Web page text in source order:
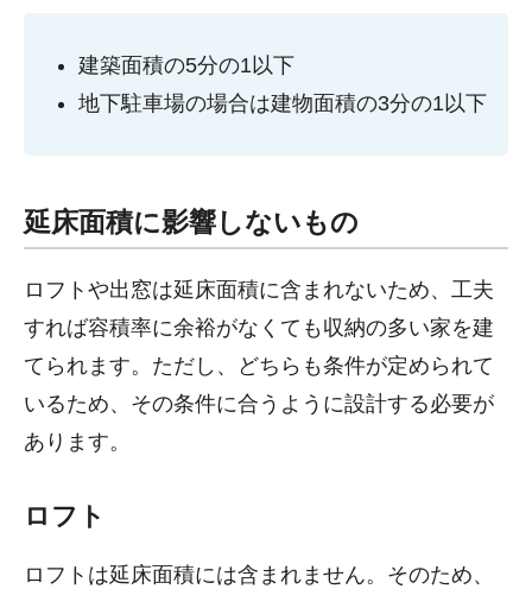
建築面積の5分の1以下
地下駐車場の場合は建物面積の3分の1以下
延床面積に影響しないもの
ロフトや出窓は延床面積に含まれないため、工夫
すれば容積率に余裕がなくても収納の多い家を建
てられます。ただし、どちらも条件が定められて
いるため、その条件に合うように設計する必要が
あります。
ロフト
ロフトは延床面積には含まれません。そのため、